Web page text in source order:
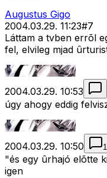
Augustus Gigo
2004.03.29. 11:23#7
Láttam a tvben errõl
fel, elvileg mjad
2004.03.29. 10:53
úgy ahogy eddig
2004.03.29. 10:50 1
"és egy ûrhajó elõtte
igen